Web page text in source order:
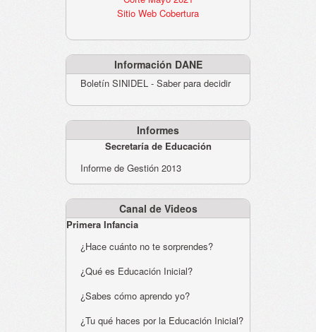
Sitio Web Cobertura
Información DANE
Boletín SINIDEL - Saber para decidir
Informes
Secretaría de Educación
Informe de Gestión 2013
Canal de Videos
Primera Infancia
¿Hace cuánto no te sorprendes?
¿Qué es Educación Inicial?
¿Sabes cómo aprendo yo?
¿Tu qué haces por la Educación Inicial?